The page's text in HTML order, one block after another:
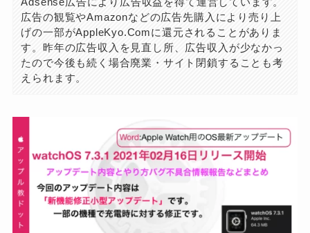
広告の観覧やAmazonなどの広告先購入により売り上
げの一部がAppleKyo.Comに還元されることがありま
す。昨年の広告収入を見直し所、広告収入が少なかっ
たので今後も続く場合廃業・サイト閉鎖することも考
えられます。